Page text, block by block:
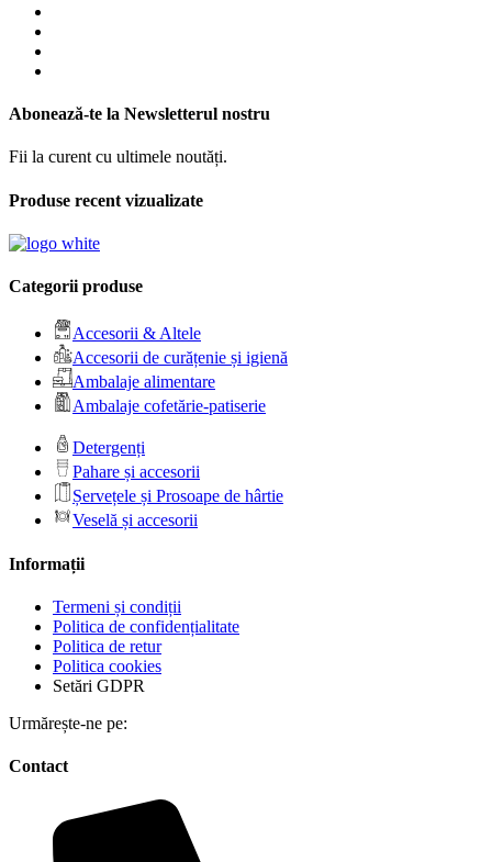
Abonează-te la Newsletterul nostru
Fii la curent cu ultimele noutăți.
Produse recent vizualizate
Categorii produse
Accesorii & Altele
Accesorii de curățenie și igienă
Ambalaje alimentare
Ambalaje cofetărie-patiserie
Detergenți
Pahare și accesorii
Șervețele și Prosoape de hârtie
Veselă și accesorii
Informații
Termeni și condiții
Politica de confidențialitate
Politica de retur
Politica cookies
Setări GDPR
Urmărește-ne pe:
Contact